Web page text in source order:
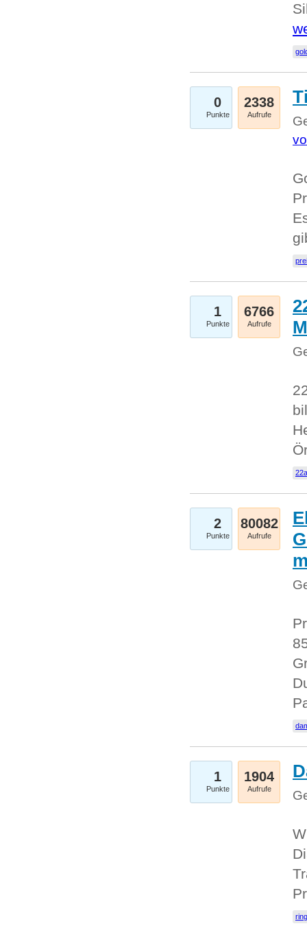
0
Punkte
2338
Aufrufe
1
Punkte
6766
Aufrufe
2
Punkte
80082
Aufrufe
1
Punkte
1904
Aufrufe
ring